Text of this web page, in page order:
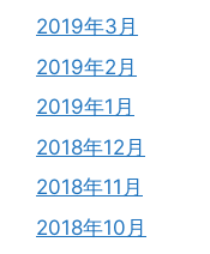
2019年3月
2019年2月
2019年1月
2018年12月
2018年11月
2018年10月